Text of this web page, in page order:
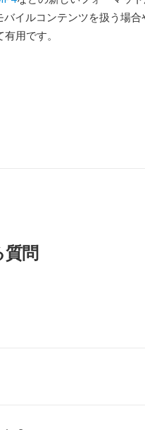
イルコンテンツを扱う場合
用です。
質問